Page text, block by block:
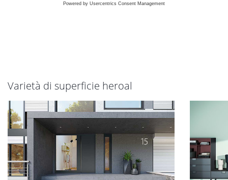
Varietà di superficie heroal